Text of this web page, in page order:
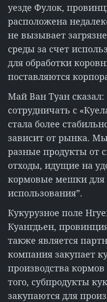
уезде Фулок,
расположена
не вызывает
среды за счет
для обработки
поставляются
Май Ван Туан сказал:
сотрудничать с
стала более
зависит от рынка.
разные продукты от
отходы, идущие на
кормовые мешки для
использования”.
Кукурузное поле
Куангдьен,
также является
компания закупает
производства
того, субпродукты
закупаются для